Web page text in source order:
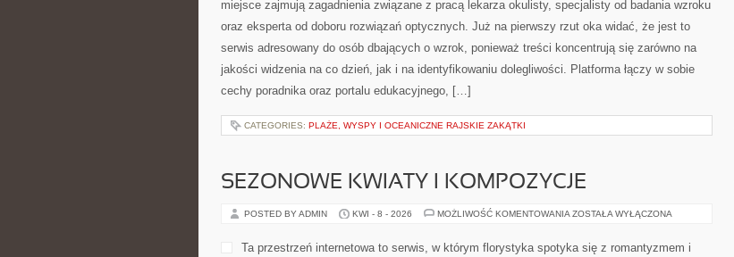
miejsce zajmują zagadnienia związane z pracą lekarza okulisty, specjalisty od badania wzroku
oraz eksperta od doboru rozwiązań optycznych. Już na pierwszy rzut oka widać, że jest to
serwis adresowany do osób dbających o wzrok, ponieważ treści koncentrują się zarówno na
jakości widzenia na co dzień, jak i na identyfikowaniu dolegliwości. Platforma łączy w sobie
cechy poradnika oraz portalu edukacyjnego, […]
CATEGORIES: PLAŻE, WYSPY I OCEANICZNE RAJSKIE ZAKĄTKI
SEZONOWE KWIATY I KOMPOZYCJE
POSTED BY ADMIN KWI - 8 - 2026 MOŻLIWOŚĆ KOMENTOWANIA SEZONOWE
KOMPOZYCJE
ZOSTAŁA WYŁĄCZONA
Ta przestrzeń internetowa to serwis, w którym florystyka spotyka się z romantyzmem i